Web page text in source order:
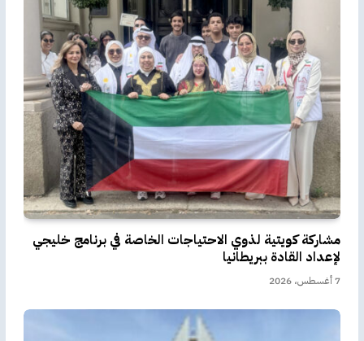
مشاركة كويتية لذوي الاحتياجات الخاصة في برنامج خليجي
لإعداد القادة ببريطانيا
7 أغسطس، 2026